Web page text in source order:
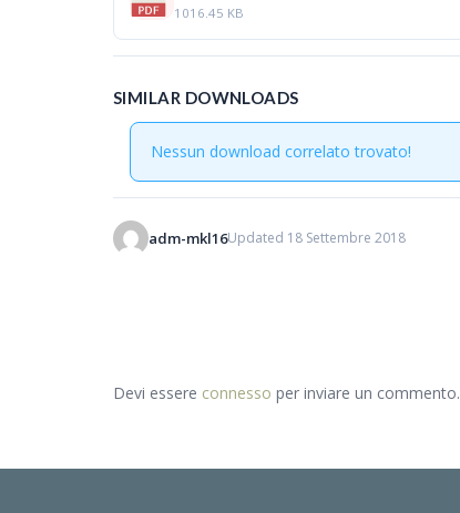
1016.45 KB
SIMILAR DOWNLOADS
Nessun download correlato trovato!
adm-mkl16Updated 18 Settembre 2018
Devi essere connesso per inviare un commento.